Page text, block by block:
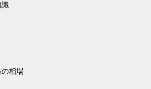
識
の相場